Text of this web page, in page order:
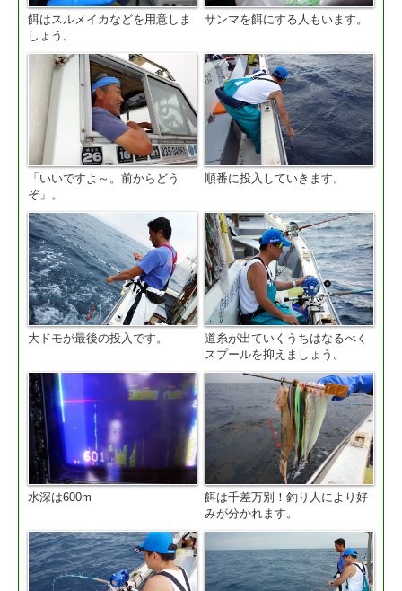
餌はスルメイカなどを用意しま
しょう。
サンマを餌にする人もいます。
「いいですよ～。前からどう
ぞ」。
順番に投入していきます。
大ドモが最後の投入です。
道糸が出ていくうちはなるべく
スプールを抑えましょう。
水深は600m
餌は千差万別！釣り人により好
みが分かれます。